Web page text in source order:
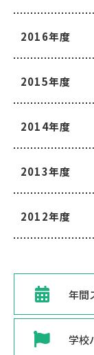
2016年度
2015年度
2014年度
2013年度
2012年度
年間
学校